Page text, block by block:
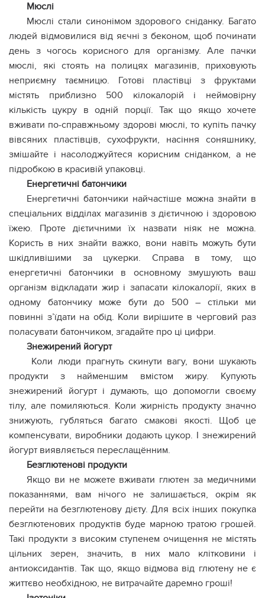
Мюслі
Мюслі стали синонімом здорового сніданку. Багато
людей відмовилися від яєчні з беконом, щоб починати
день з чогось корисного для організму. Але пачки
мюслі, які стоять на полицях магазинів, приховують
неприємну таємницю. Готові пластівці з фруктами
містять приблизно 500 кілокалорій і неймовірну
кількість цукру в одній порції. Так що якщо хочете
вживати по-справжньому здорові мюслі, то купіть пачку
вівсяних пластівців, сухофрукти, насіння соняшнику,
змішайте і насолоджуйтеся корисним сніданком, а не
підробкою в красивій упаковці.
Енергетичні батончики
Енергетичні батончики найчастіше можна знайти в
спеціальних відділах магазинів з дієтичною і здоровою
їжею. Проте дієтичними їх назвати ніяк не можна.
Користь в них знайти важко, вони навіть можуть бути
шкідливішими за цукерки. Справа в тому, що
енергетичні батончики в основному змушують ваш
організм відкладати жир і запасати кілокалорії, яких в
одному батончику може бути до 500 – стільки ми
повинні з’їдати на обід. Коли вирішите в черговий раз
поласувати батончиком, згадайте про ці цифри.
Знежирений йогурт
Коли люди прагнуть скинути вагу, вони шукають
продукти з найменшим вмістом жиру. Купують
знежирений йогурт і думають, що допомогли своєму
тілу, але помиляються. Коли жирність продукту значно
знижують, губляться багато смакові якості. Щоб це
компенсувати, виробники додають цукор. І знежирений
йогурт виявляється переслащённим.
Безглютенові продукти
Якщо ви не можете вживати глютен за медичними
показаннями, вам нічого не залишається, окрім як
перейти на безглютенову дієту. Для всіх інших покупка
безглютенових продуктів буде марною тратою грошей.
Такі продукти з високим ступенем очищення не містять
цільних зерен, значить, в них мало клітковини і
антиоксидантів. Так що, якщо відмова від глютену не є
життєво необхідною, не витрачайте даремно гроші!